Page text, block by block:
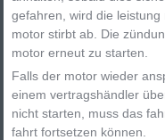
gefahren, wird die
motor stirbt ab. Die
motor erneut zu starten.
Falls der motor wieder
einem vertragshändler
nicht starten, muss das
fahrt fortsetzen können.